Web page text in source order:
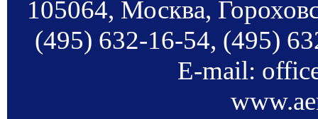
105064, Москва,
(495) 632-16-54, (495)
E-mail: